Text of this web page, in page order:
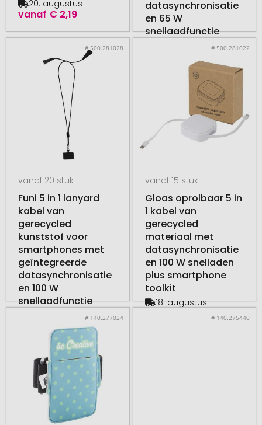
vanaf € 2,19
20. augustus
datasynchronisatie
en 65 W
snellaadfunctie
# 500.281028
vanaf 20 stuk
Funi 5 in 1 lanyard
kabel van
gerecycled
kunststof voor
smartphones met
geïntegreerde
datasynchronisatie
en 100 W
snellaadfunctie
€ 4,92
# 500.281022
vanaf 15 stuk
Gloas oprolbaar 5 in
1 kabel van
gerecycled
materiaal met
datasynchronisatie
en 100 W snelladen
plus smartphone
toolkit
18. augustus
# 140.277024 # 140.275440